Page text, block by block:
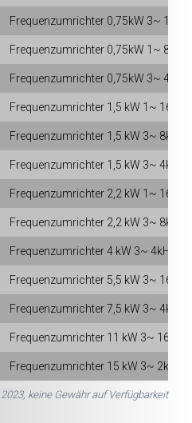
Frequenzumrichter 0,75kW 3~
Frequenzumrichter 0,75kW 1~ 8kHz
Frequenzumrichter 0,75kW 3~ 4kHz
Frequenzumrichter 1,5 kW 1~ 16kHz
Frequenzumrichter 1,5 kW 3~ 8kHz
Frequenzumrichter 1,5 kW 3~ 4kHz
Frequenzumrichter 2,2 kW 1~ 16kHz
Frequenzumrichter 2,2 kW 3~ 8kHz
Frequenzumrichter4 kW 3~ 4kHz
Frequenzumrichter 5,5 kW 3~ 16kHz
Frequenzumrichter7,5 kW 3~ 4kHz
Frequenzumrichter 11 kW 3~ 16kHz
Frequenzumrichter 15 kW 3~ 2kHz
keine Gewähr auf Verfügbarkeit